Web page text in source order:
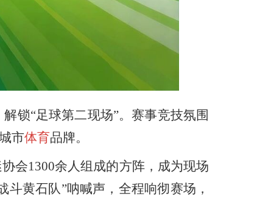
锁“足球第二现场”。赛事竞技氛围
市体育品牌。
会1300余人组成的方阵，成为现场
黄石队”呐喊声，全程响彻赛场，